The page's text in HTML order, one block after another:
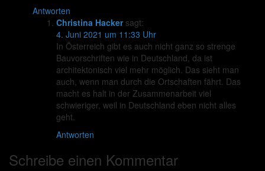
Antworten
Christina Hacker sagt:
4. Juni 2021 um 11:33 Uhr
In Österreich gibt es auch nicht ganz so strenge
Bauvorschriften wie in Deutschland, da ist
architektonisch viel mehr möglich. Das sieht man
auch, wenn man durch die Ortschaften fährt. Das
macht es halt in der Zusammenarbeit viel
schwieriger, weil in Deutschland eben nicht alles
geht.
Antworten
Schreibe einen Kommentar